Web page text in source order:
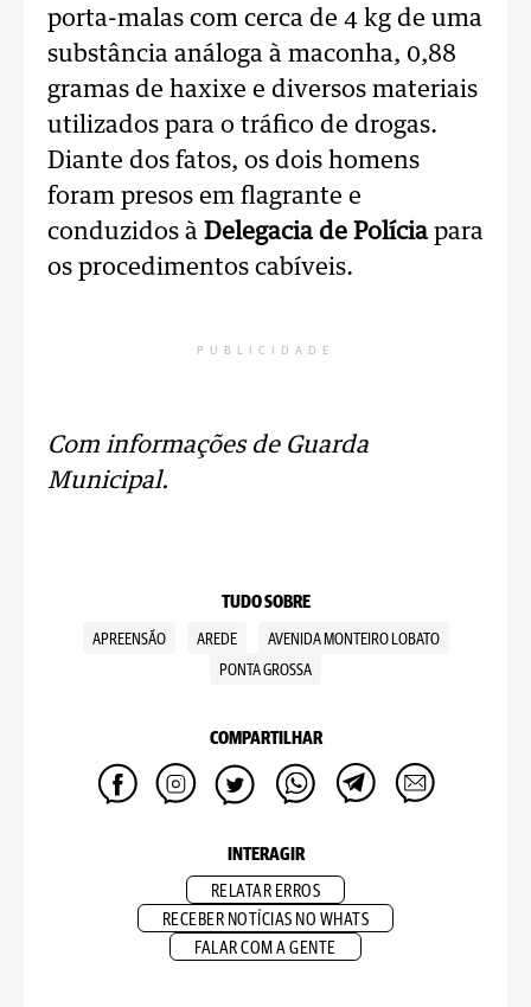
porta-malas com cerca de 4 kg de uma
substância análoga à maconha, 0,88
gramas de haxixe e diversos materiais
utilizados para o tráfico de drogas.
Diante dos fatos, os dois homens
foram presos em flagrante e
conduzidos à Delegacia de Políciapara
os procedimentos cabíveis.
PUBLICIDADE
Com informações de Guarda
Municipal.
TUDO SOBRE
APREENSÃO AREDE
AVENIDA MONTEIRO LOBATO
PONTA GROSSA
COMPARTILHAR
INTERAGIR
RELATAR ERROS
RECEBER NOTÍCIAS NO WHATS
FALAR COM A GENTE